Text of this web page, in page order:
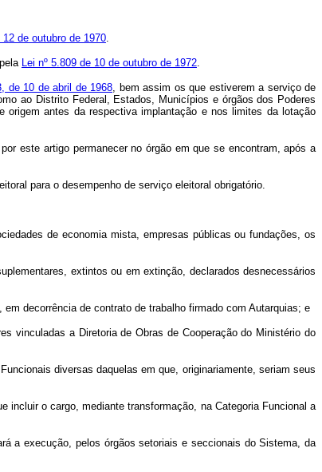
de outubro de 1970
Lei nº 5.809 de 10 de outubro de 1972
de 10 de abril de 1968 , bem assim os que estiverem a serviço de
ao Distrito Federal, Estados, Municípios e órgãos dos Poderes
origem antes da respectiva implantação e nos limites da lotação
este artigo permanecer no órgão em que se encontram, após a
para o desempenho de serviço eleitoral obrigatório.
de economia mista, empresas públicas ou fundações, os
extintos ou em extinção, declarados desnecessários
decorrência de contrato de trabalho firmado com Autarquias; e
a Diretoria de Obras de Cooperação do Ministério do
diversas daquelas em que, originariamente, seriam seus
o cargo, mediante transformação, na Categoria Funcional a
a execução, pelos órgãos setoriais e seccionais do Sistema, da